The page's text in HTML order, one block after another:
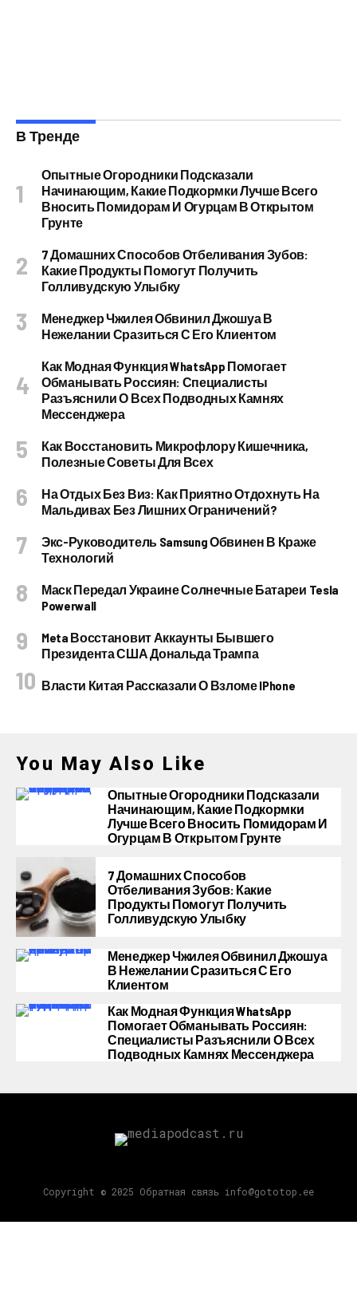
В Тренде
Опытные Огородники Подсказали
Начинающим, Какие Подкормки Лучше Всего
Вносить Помидорам И Огурцам В Открытом
Грунте
7 Домашних Способов Отбеливания Зубов:
Какие Продукты Помогут Получить
Голливудскую Улыбку
Менеджер Чжилея Обвинил Джошуа В
Нежелании Сразиться С Его Клиентом
Как Модная Функция WhatsApp Помогает
Обманывать Россиян: Специалисты
Разъяснили О Всех Подводных Камнях
Мессенджера
Как Восстановить Микрофлору Кишечника,
Полезные Советы Для Всех
На Отдых Без Виз: Как Приятно Отдохнуть На
Мальдивах Без Лишних Ограничений?
Экс-Руководитель Samsung Обвинен В Краже
Технологий
Маск Передал Украине Солнечные Батареи Tesla
Powerwall
Meta Восстановит Аккаунты Бывшего
Президента США Дональда Трампа
Власти Китая Рассказали О Взломе IPhone
You May Also Like
Опытные Огородники Подсказали
Начинающим, Какие Подкормки
Лучше Всего Вносить Помидорам И
Огурцам В Открытом Грунте
7 Домашних Способов
Отбеливания Зубов: Какие
Продукты Помогут Получить
Голливудскую Улыбку
Менеджер Чжилея Обвинил Джошуа
В Нежелании Сразиться С Его
Клиентом
Как Модная Функция WhatsApp
Помогает Обманывать Россиян:
Специалисты Разъяснили О Всех
Подводных Камнях Мессенджера
Copyright © 2025 Обратная связь info@gototop.ee